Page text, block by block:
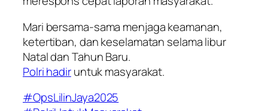
Mari bersama-sama menjaga keamanan,
ketertiban, dan keselamatan selama libur
Natal dan Tahun Baru.
Polri hadiruntuk masyarakat.
#OpsLilinJaya2025